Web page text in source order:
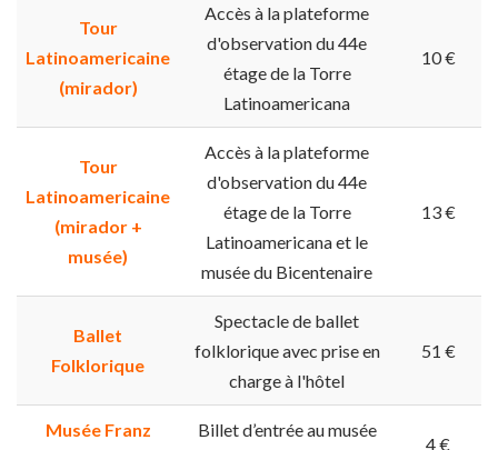
Tour
Latinoamericaine
(mirador)
Accès à la plateforme
d'observation du 44e
étage de la Torre
Latinoamericana
10 €
Tour
Latinoamericaine
(mirador +
musée)
Accès à la plateforme
d'observation du 44e
étage de la Torre
Latinoamericana et le
musée du Bicentenaire
13 €
Ballet
Folklorique
Spectacle de ballet
folklorique avec prise en
charge à l'hôtel
51 €
Musée Franz
Billet d’entrée au musée
4 €